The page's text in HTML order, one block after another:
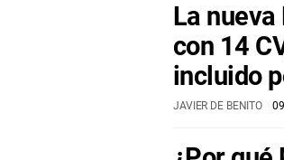
La nueva
con 14
incluido
JAVIER DE BENITO